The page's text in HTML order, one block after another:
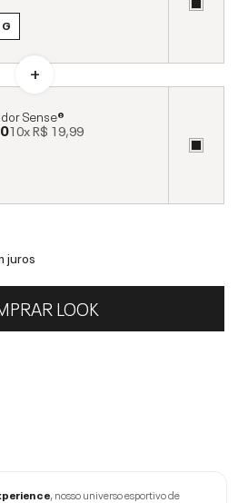
G
Sense®
10xR$ 19,99
juros
LOOK
, nosso universo esportivo de